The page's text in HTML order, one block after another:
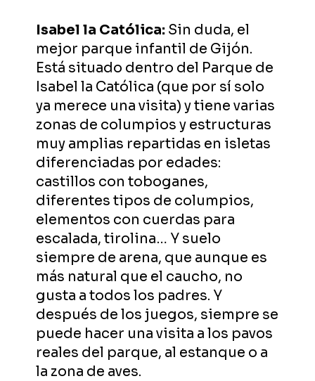
Isabel la Católica: Sin duda, el
mejor parque infantil de Gijón.
Está situado dentro del Parque de
Isabel la Católica (que por sí solo
ya merece una visita) y tiene varias
zonas de columpios y estructuras
muy amplias repartidas en isletas
diferenciadas por edades:
castillos con toboganes,
diferentes tipos de columpios,
elementos con cuerdas para
escalada, tirolina… Y suelo
siempre de arena, que aunque es
más natural que el caucho, no
gusta a todos los padres. Y
después de los juegos, siempre se
puede hacer una visita a los pavos
reales del parque, al estanque o a
la zona de aves.